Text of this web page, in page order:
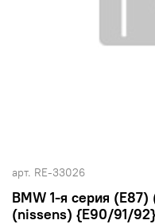
арт. RE-33026
BMW 1-я серия
(nissens) {E90/91/92}